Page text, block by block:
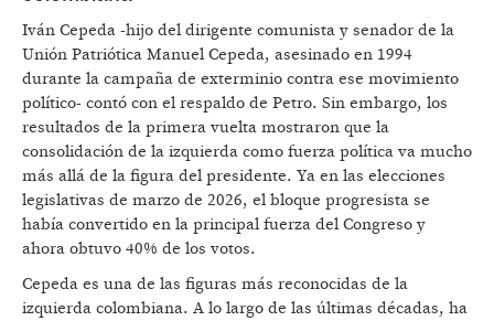
Iván Cepeda -hijo del dirigente comunista y senador de la
Unión Patriótica Manuel Cepeda, asesinado en 1994
durante la campaña de exterminio contra ese movimiento
político- contó con el respaldo de Petro. Sin embargo, los
resultados de la primera vuelta mostraron que la
consolidación de la izquierda como fuerza política va mucho
más allá de la figura del presidente. Ya en las elecciones
legislativas de marzo de 2026, el bloque progresista se
había convertido en la principal fuerza del Congreso y
ahora obtuvo 40% de los votos.
Cepeda es una de las figuras más reconocidas de la
izquierda colombiana. A lo largo de las últimas décadas, ha